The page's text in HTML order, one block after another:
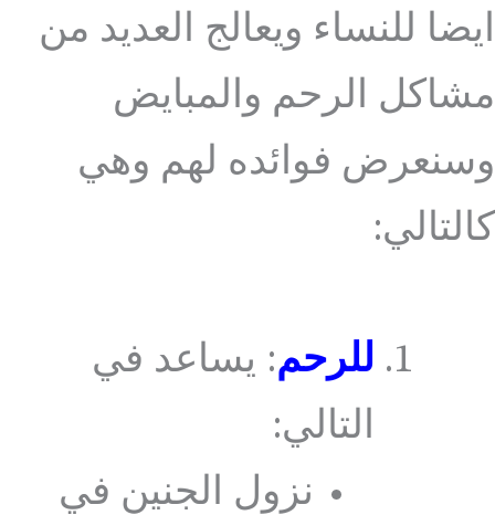
ايضا للنساء ويعالج العديد من
مشاكل الرحم والمبايض
وسنعرض فوائده لهم وهي
كالتالي:
للرحم: يساعد في
التالي:
نزول الجنين في